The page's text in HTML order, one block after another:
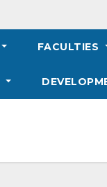
FACULTIES